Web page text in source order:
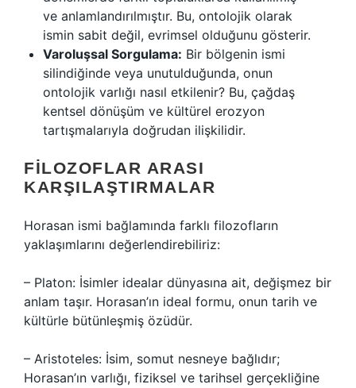
ve anlamlandırılmıştır. Bu, ontolojik olarak
ismin sabit değil, evrimsel olduğunu gösterir.
Varoluşsal Sorgulama: Bir bölgenin ismi
silindiğinde veya unutulduğunda, onun
ontolojik varlığı nasıl etkilenir? Bu, çağdaş
kentsel dönüşüm ve kültürel erozyon
tartışmalarıyla doğrudan ilişkilidir.
FILOZOFLAR ARASI
KARŞILAŞTIRMALAR
Horasan ismi bağlamında farklı filozofların
yaklaşımlarını değerlendirebiliriz:
– Platon: İsimler idealar dünyasına ait, değişmez bir
anlam taşır. Horasan’ın ideal formu, onun tarih ve
kültürle bütünleşmiş özüdür.
– Aristoteles: İsim, somut nesneye bağlıdır;
Horasan’ın varlığı, fiziksel ve tarihsel gerçekliğine